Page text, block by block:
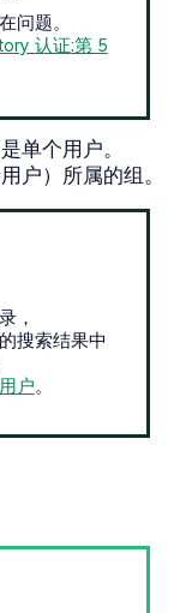
问题。
认证:第 5
单个用户。
户）所属的组。
，
搜索结果中
户。